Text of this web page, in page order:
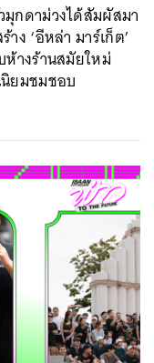
กดาม่วงได้สัมผัสมา
ง ‘อีหล่า มาร์เก็ต’
างร้านสมัยใหม่
ยมชมชอบ